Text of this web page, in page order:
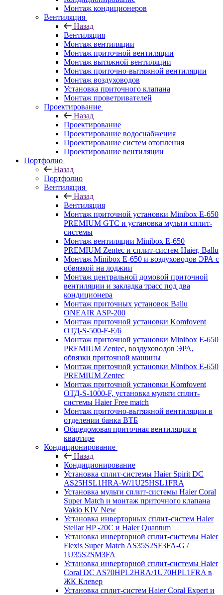
Монтаж кондиционеров
Вентиляция
Назад
Вентиляция
Монтаж вентиляции
Монтаж приточной вентиляции
Монтаж вытяжной вентиляции
Монтаж приточно-вытяжной вентиляции
Монтаж воздуховодов
Установка приточного клапана
Монтаж проветривателей
Проектирование
Назад
Проектирование
Проектирование водоснабжения
Проектирование систем отопления
Проектирование вентиляции
Портфолио
Назад
Портфолио
Вентиляция
Назад
Вентиляция
Монтаж приточной установки Minibox E-650
PREMIUM GTC и установка мульти сплит-
системы
Монтаж вентиляции Minibox E-650
PREMIUM Zentec и сплит-систем Haier, Ballu
Монтаж Minibox E-650 и воздуховодов ЭРА с
обвязкой на лоджии
Монтаж центральной домовой приточной
вентиляции и закладка трасс под два
кондиционера
Монтаж приточных установок Ballu
ONEAIR ASP-200
Монтаж приточной установки Komfovent
ОТД-S-500-F-E/6
Монтаж приточной установки Minibox E-650
PREMIUM Zentec, воздуховодов ЭРА,
обвязки приточной машины
Монтаж приточной установки Minibox E-650
PREMIUM Zentec
Монтаж приточной установки Komfovent
ОТД-S-1000-F, установка мульти сплит-
системы Haier Free match
Монтаж приточно-вытяжной вентиляции в
отделении банка ВТБ
Общедомовая приточная вентиляция в
квартире
Кондиционирование
Назад
Кондиционирование
Установка сплит-системы Haier Spirit DC
AS25HSL1HRA-W/1U25HSL1FRA
Установка мульти сплит-системы Haier Coral
Super Match и монтаж приточного клапана
Vakio KIV New
Установка инверторных сплит-систем Haier
Stellar HP -20С и Haier Quantum
Установка инверторной сплит-системы Haier
Flexis Super Match AS35S2SF3FA-G /
1U35S2SM3FA
Установка инверторной сплит-системы Haier
Coral DC AS70HPL2HRA/1U70HPL1FRA в
ЖК Клевер
Установка сплит-систем Haier Coral Expert и